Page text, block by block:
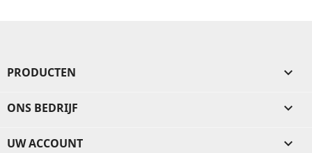
PRODUCTEN 
ONS BEDRIJF 
UW ACCOUNT 